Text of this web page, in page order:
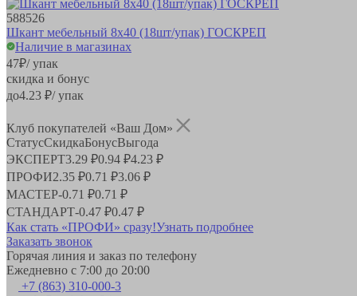
588526
Шкант мебельный 8х40 (18шт/упак) ГОСКРЕП
Наличие в магазинах
47₽/ упак
скидка и бонус
до4.23 ₽/ упак
Клуб покупателей «Ваш Дом»
СтатусСкидкаБонусВыгода
ЭКСПЕРТ3.29 ₽0.94 ₽4.23 ₽
ПРОФИ2.35 ₽0.71 ₽3.06 ₽
МАСТЕР-0.71 ₽0.71 ₽
СТАНДАРТ-0.47 ₽0.47 ₽
Как стать «ПРОФИ» сразу!Узнать подробнее
Заказать звонок
Горячая линия и заказ по телефону
Ежедневно с 7:00 до 20:00
+7 (863) 310-000-3